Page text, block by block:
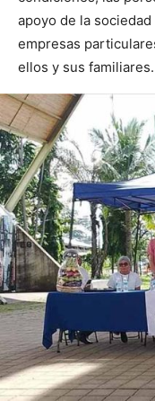
apoyo de la
empresas
ellos y sus